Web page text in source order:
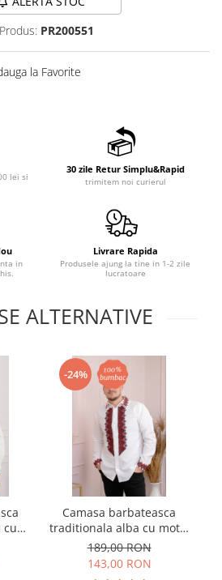
PR200551
la Favorite
lei si
30 zile Retur Simplu&Rapid
trimitem noi curierul
in
Livrare Rapida
Produsele ajung la tine in 1-2 zile
lucratoare
ALTERNATIVE
cu
-24%
Camasa barbateasca
traditionala alba cu motiv
geometric rosu Petru 07
189,00 RON
143,00 RON